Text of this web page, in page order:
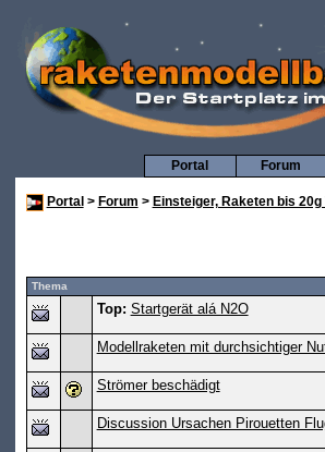
Forum
Portal
Portal > Forum > Einsteiger, Raketen bis
Thema
Top: Startgerät alá N2O
Modellraketen mit durchsichtiger
Strömer beschädigt
Discussion Ursachen Pirouetten